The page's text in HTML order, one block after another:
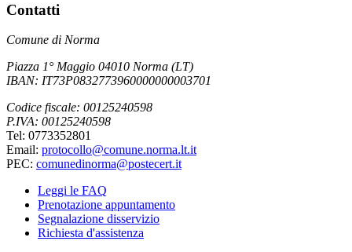
Contatti
Comune di Norma
Piazza 1° Maggio 04010 Norma (LT)
IBAN: IT73P0832773960000000003701
Codice fiscale: 00125240598
P.IVA: 00125240598
Tel: 0773352801
Email: protocollo@comune.norma.lt.it
PEC: comunedinorma@postecert.it
Leggi le FAQ
Prenotazione appuntamento
Segnalazione disservizio
Richiesta d'assistenza